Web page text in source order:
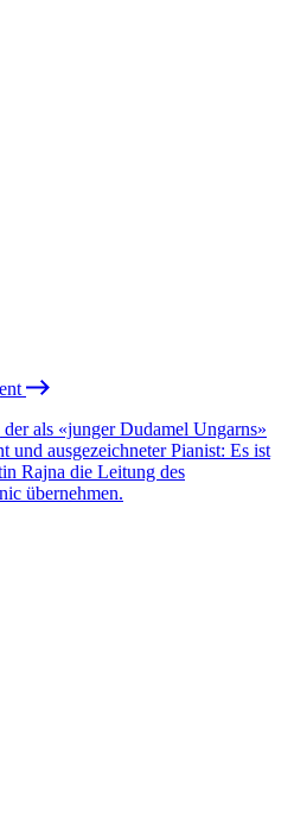
als «junger Dudamel Ungarns»
und ausgezeichneter Pianist: Es ist
Rajna die Leitung des
übernehmen.